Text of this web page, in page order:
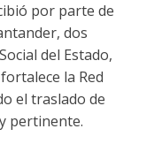
por parte de
dos
del Estado,
la Red
el traslado de
pertinente.